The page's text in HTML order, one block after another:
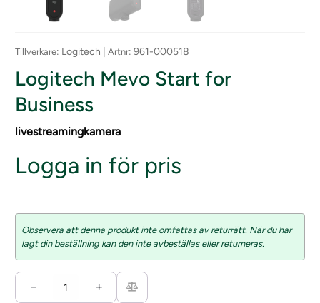
Tillverkare: Logitech | Artnr: 961-000518
Logitech Mevo Start for
Business
livestreamingkamera
Logga in för pris
Observera att denna produkt inte omfattas av returrätt. När du har
lagt din beställning kan den inte avbeställas eller returneras.
− +